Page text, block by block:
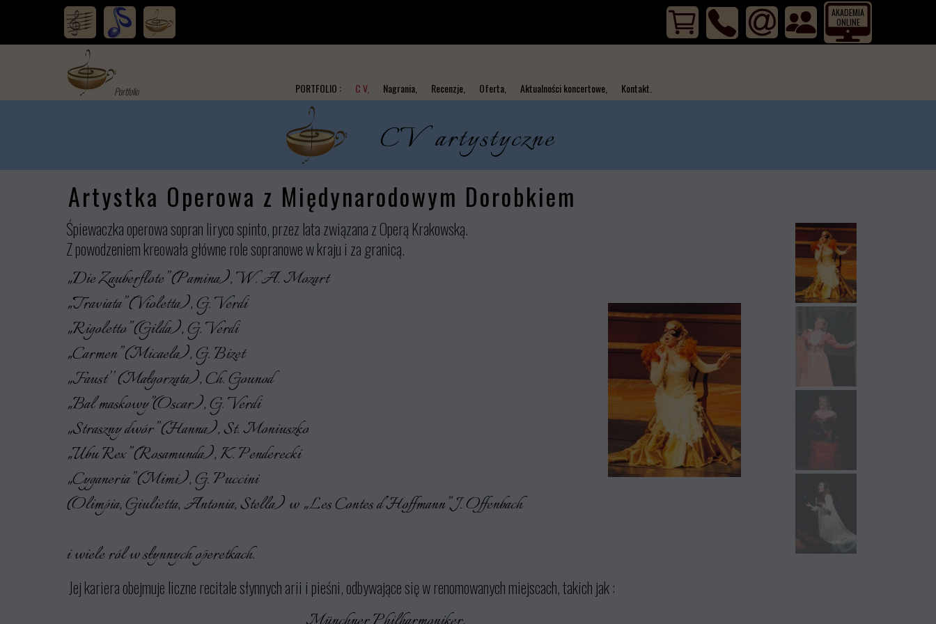
AKADEMIA
ONLINE
...
Portfolio PORTFOLIO : C V, Nagrania, Recenzje, Oferta, Aktualności koncertowe, Kontakt.
CV artystyczne
Artystka Operowa z Międynarodowym Dorobkiem
Śpiewaczka operowa sopran liryco spinto, przez lata związana z Operą Krakowską.
Z powodzeniem kreowała główne role sopranowe w kraju i za granicą.
„Die Zauberflote” (Pamina), W. A. Mozart
„Traviata” (Violetta), G. Verdi
„Rigoletto” (Gilda), G. Verdi
„Carmen” (Micaela), G. Bizet
„Faust’’ (Małgorzata), Ch. Gounod
„Bal maskowy”(Oscar), G. Verdi
„Straszny dwór” (Hanna), St. Moniuszko
„Ubu Rex” (Rosamunda), K. Penderecki
„Cyganeria” (Mimi), G. Puccini
(Olimpia, Giulietta, Antonia, Stella) w„Les Contes d’Hoffmann”, J. Offenbach
i wiele ról w słynnych operetkach.
Jej kariera obejmuje liczne recitale słynnych arii i pieśni, odbywające się w renomowanych miejscach, takich jak :